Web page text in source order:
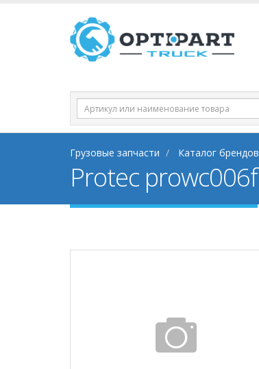
Грузовые запчасти Каталог брендов
Protec prowc006f